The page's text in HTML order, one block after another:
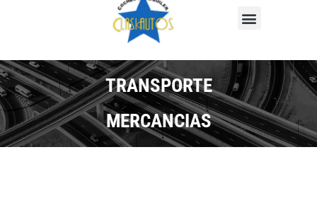
TRANSPORTE
MERCANCIAS